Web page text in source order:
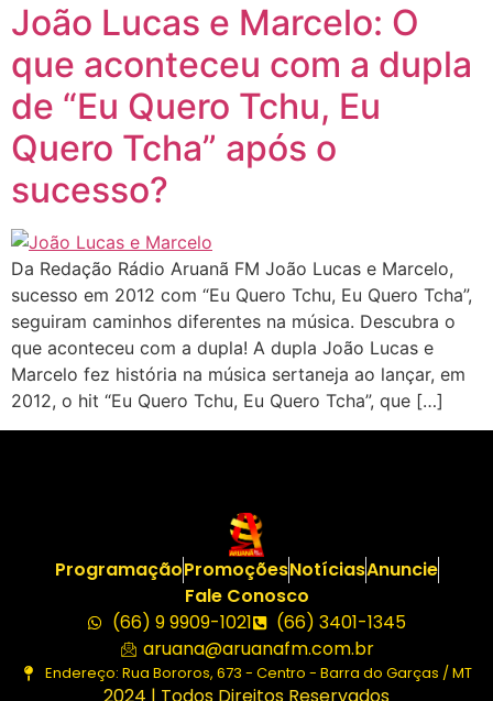
João Lucas e Marcelo: O
que aconteceu com a dupla
de “Eu Quero Tchu, Eu
Quero Tcha” após o
sucesso?
Da Redação Rádio Aruanã FM João Lucas e Marcelo,
sucesso em 2012 com “Eu Quero Tchu, Eu Quero Tcha”,
seguiram caminhos diferentes na música. Descubra o
que aconteceu com a dupla! A dupla João Lucas e
Marcelo fez história na música sertaneja ao lançar, em
2012, o hit “Eu Quero Tchu, Eu Quero Tcha”, que […]
ProgramaçãoPromoçõesNotíciasAnuncie
Fale Conosco
(66) 9 9909-1021
(66) 3401-1345
aruana@aruanafm.com.br
Endereço: Rua Bororos, 673 - Centro - Barra do Garças / MT